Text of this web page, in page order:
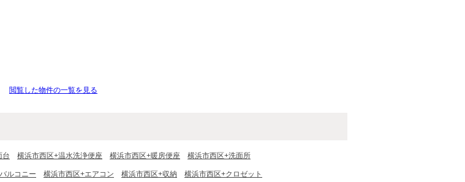
閲覧した物件の一覧を見る
台 横浜市西区+温水洗浄便座 横浜市西区+暖房便座 横浜市西区+洗面所
ルコニー 横浜市西区+エアコン 横浜市西区+収納 横浜市西区+クロゼット